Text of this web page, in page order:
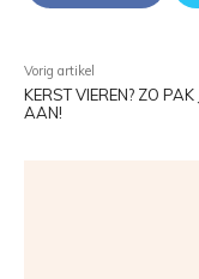
Vorig artikel
KERST VIEREN? ZO PAK
AAN!